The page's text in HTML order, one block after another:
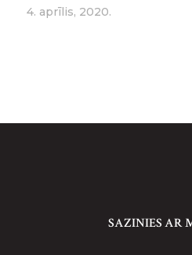
4. aprīlis, 2020.
SAZINIES AR